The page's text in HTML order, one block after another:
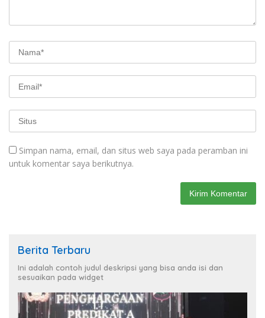
Simpan nama, email, dan situs web saya pada peramban ini
untuk komentar saya berikutnya.
Berita Terbaru
Ini adalah contoh judul deskripsi yang bisa anda isi dan
sesuaikan pada widget